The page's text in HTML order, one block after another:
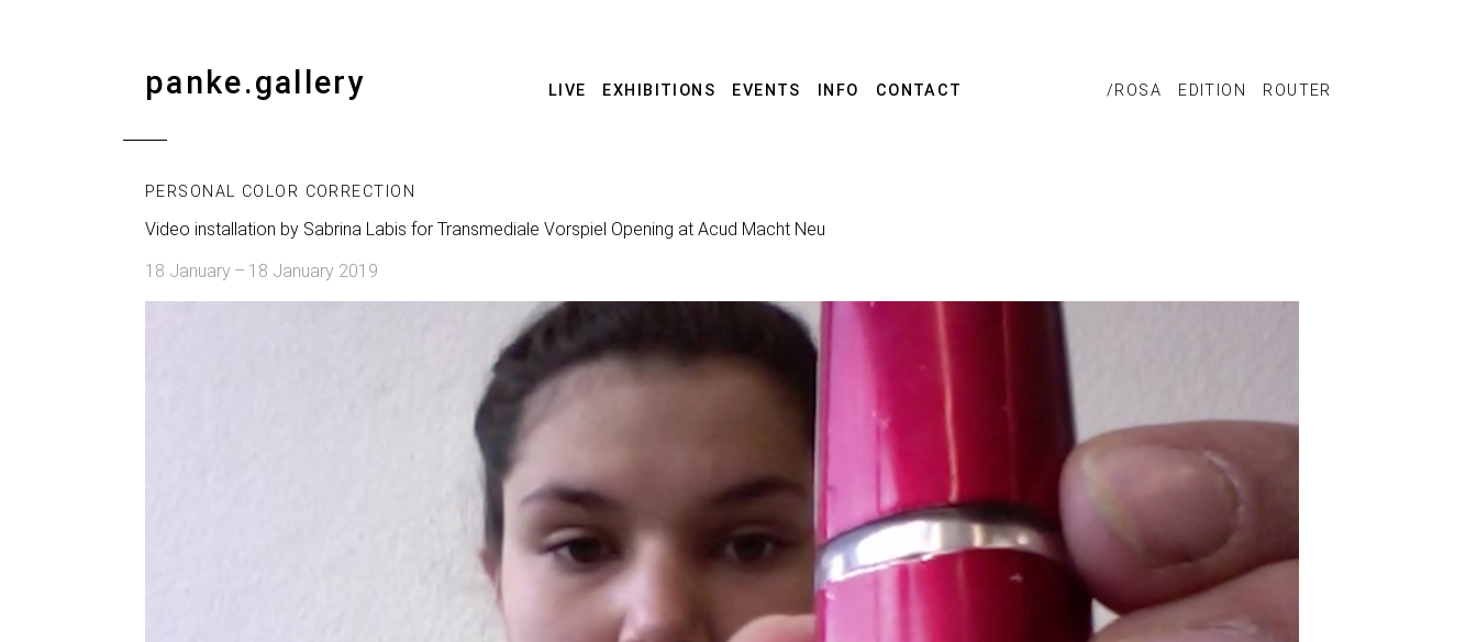
panke.gallery LIVE EXHIBITIONS EVENTS INFO CONTACT /ROSA EDITION ROUTER
PERSONAL COLOR CORRECTION
Video installation by Sabrina Labis for Transmediale Vorspiel Opening at Acud Macht Neu
18 January – 18 January 2019